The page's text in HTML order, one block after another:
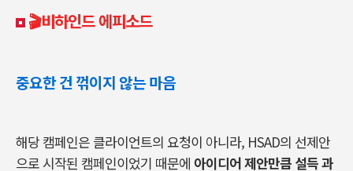
🎬비하인드 에피소드
중요한 건 꺾이지 않는 마음
해당 캠페인은 클라이언트의 요청이 아니라, HSAD의 선제안
으로 시작된 캠페인이었기 때문에 아이디어 제안만큼 설득 과